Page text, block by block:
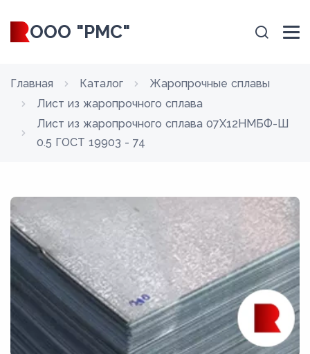
ООО "РМС"
Главная Каталог
Жаропрочные сплавы
Лист из жаропрочного сплава
Лист из жаропрочного сплава 07Х12НМБФ-Ш
0.5 ГОСТ 19903 - 74